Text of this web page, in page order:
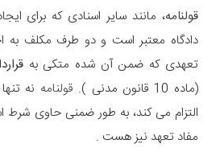
قولنامه، مانند سایر اسنادی که برای
دادگاه معتبر است و دو طرف مکلف به
تعهدی که ضمن آن شده متکی به
(ماده 10 قانون مدنی ).
قولنامه نه
التزام می کند، به طور ضمنی حاوی
مفاد تعهد نیز هست .